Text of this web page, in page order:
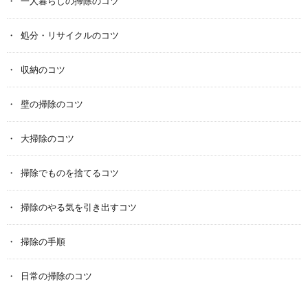
処分・リサイクルのコツ
収納のコツ
壁の掃除のコツ
大掃除のコツ
掃除でものを捨てるコツ
掃除のやる気を引き出すコツ
掃除の手順
日常の掃除のコツ